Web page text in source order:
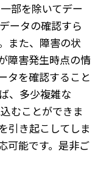
部を除いてデー
ータの確認すら
また、障害の状
障害発生時点の情
タを確認すること
、多少複雑な
むことができま
引き起こしてしま
可能です。是非ご